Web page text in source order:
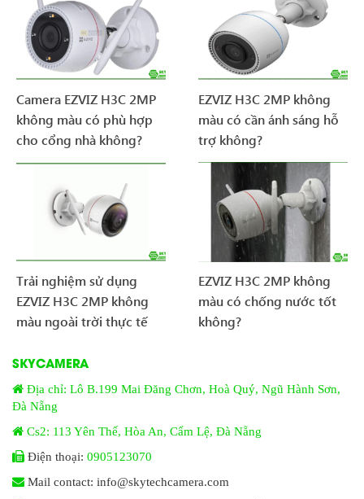
Camera EZVIZ H3C 2MP
không màu có phù hợp
cho cổng nhà không?
EZVIZ H3C 2MP không
màu có cần ánh sáng hỗ
trợ không?
Trải nghiệm sử dụng
EZVIZ H3C 2MP không
màu ngoài trời thực tế
EZVIZ H3C 2MP không
màu có chống nước tốt
không?
SKYCAMERA
Địa chỉ: Lô B.199 Mai Đăng Chơn, Hoà Quý, Ngũ Hành Sơn,
Đà Nẵng
Cs2: 113 Yên Thế, Hòa An, Cẩm Lệ, Đà Nẵng
Điện thoại: 0905123070
Mail contact: info@skytechcamera.com